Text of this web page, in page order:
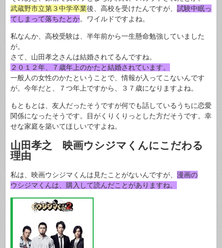
武蔵野市立第３中学卒業後、高校を受けたんですが、 試験中眠っ
てしまって落ちたとか。ワイルドですよね。
私なんか、高校受験は、半年前から一生懸命勉強していました
が。
さて、山田孝之さんは結婚されてるんですね。
２０１２年、７歳年上のかたと結婚されています。
一般人の女性のかたということで、情報が入ってこないんです
が。今年だと、７つ年上ですから、３７歳になりますよね。
もともとは、友人だったそうですが何でも話しているうちに恋愛
関係になったそうです。目がくりくりっとした方だそうです。幸
せな家庭を築いてほしいですよね。
山田孝之 映画ウシジマくんにこだわる
理由
私は、映画ウシジマくんは見たことがないんですが、 漫画の
ウシジマくんは、購入して読んだことがありますね。